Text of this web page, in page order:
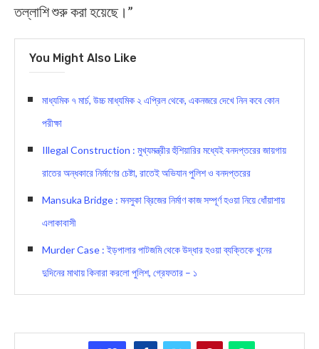
তল্লাশি শুরু করা হয়েছে।”
You Might Also Like
মাধ্যমিক ৭ মার্চ, উচ্চ মাধ্যমিক ২ এপ্রিল থেকে, একনজরে দেখে নিন কবে কোন
পরীক্ষা
Illegal Construction : মুখ্যমন্ত্রীর হুঁশিয়ারির মধ্যেই বনদপ্তরের জায়গায়
রাতের অন্ধকারে নির্মাণের চেষ্টা, রাতেই অভিযান পুলিশ ও বনদপ্তরের
Mansuka Bridge : মনসুকা ব্রিজের নির্মাণ কাজ সম্পূর্ণ হওয়া নিয়ে ধোঁয়াশায়
এলাকাবাসী
Murder Case : ইড়পালার পাটজমি থেকে উদ্ধার হওয়া ব্যক্তিকে খুনের
দুদিনের মাথায় কিনারা করলো পুলিশ, গ্রেফতার – ১